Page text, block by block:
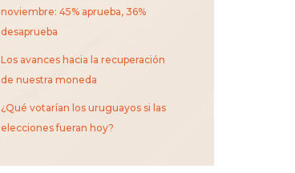
noviembre: 45% aprueba, 36%
desaprueba
Los avances hacia la recuperación
de nuestra moneda
¿Qué votarían los uruguayos si las
elecciones fueran hoy?